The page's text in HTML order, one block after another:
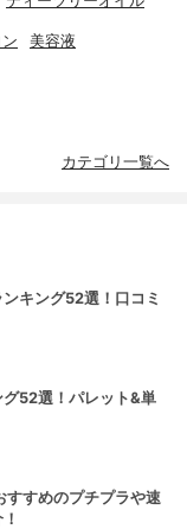
美容液
カテゴリ一覧へ
キング52選！口コミ
52選！パレット&単
すすめのプチプラや速